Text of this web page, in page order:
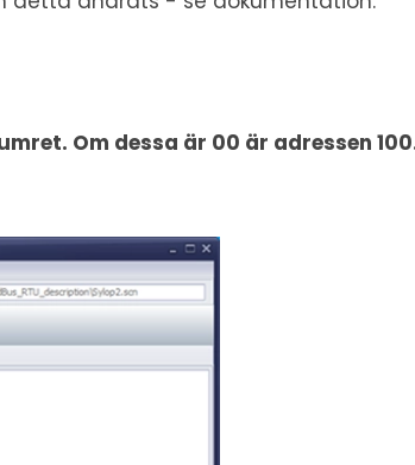
Om dessa är 00 är adressen